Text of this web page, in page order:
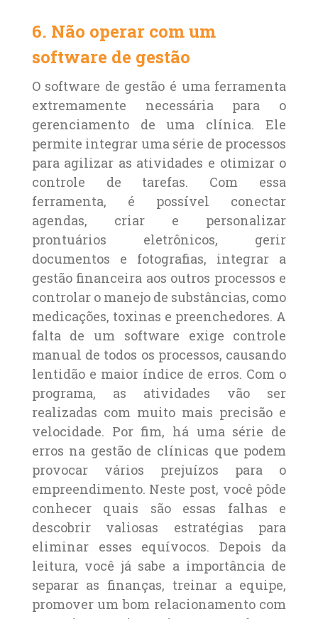
6. Não operar com um
software de gestão
O software de gestão é uma ferramenta
extremamente necessária para o
gerenciamento de uma clínica. Ele
permite integrar uma série de processos
para agilizar as atividades e otimizar o
controle de tarefas. Com essa
ferramenta, é possível conectar
agendas, criar e personalizar
prontuários eletrônicos, gerir
documentos e fotografias, integrar a
gestão financeira aos outros processos e
controlar o manejo de substâncias, como
medicações, toxinas e preenchedores. A
falta de um software exige controle
manual de todos os processos, causando
lentidão e maior índice de erros. Com o
programa, as atividades vão ser
realizadas com muito mais precisão e
velocidade. Por fim, há uma série de
erros na gestão de clínicas que podem
provocar vários prejuízos para o
empreendimento. Neste post, você pôde
conhecer quais são essas falhas e
descobrir valiosas estratégias para
eliminar esses equívocos. Depois da
leitura, você já sabe a importância de
separar as finanças, treinar a equipe,
promover um bom relacionamento com